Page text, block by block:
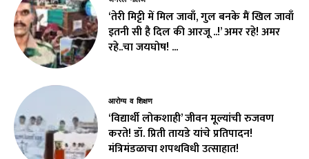
‘तेरी मिट्टी में मिल जावाँ, गुल बनके मैं खिल जावाँ
इतनी सी है दिल की आरजू ..!’ अमर रहे! अमर
रहे..चा जयघोष! ...
आरोग्य व शिक्षण
‘विद्यार्थी लोकशाही’ जीवन मूल्यांची रुजवण
करते! डॉ. प्रिती तायडे यांचे प्रतिपादन!
मंत्रिमंडळाचा शपथविधी उत्साहात!